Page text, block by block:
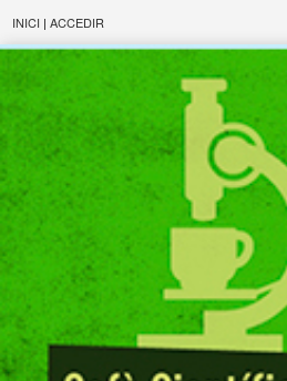
INICI | ACCEDIR